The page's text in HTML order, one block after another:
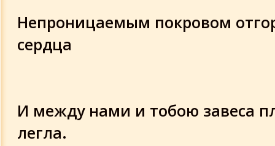
Непроницаемым покровом
сердца
И между нами и тобою завеса
легла.